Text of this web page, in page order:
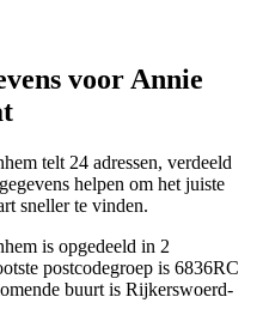
voor Annie
telt 24 adressen, verdeeld
helpen om het juiste
sneller te vinden.
is opgedeeld in 2
postcodegroep is 6836RC
buurt is Rijkerswoerd-